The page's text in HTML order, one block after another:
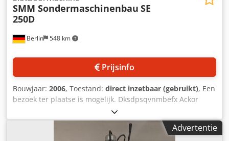
Berlin 548 km
SMM Sondermaschinenbau SE
250D
Prijsinfo
Bouwjaar: 2006, Toestand: direct inzetbaar (gebruikt), Een
bezoek ter plaatse is mogelijk. Dksdpsqvnmbefx Ackor
Advertentie